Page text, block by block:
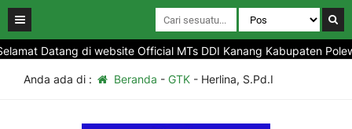
Datang di website Official MTs DDI Kanang Kabupaten
Anda ada di : Beranda - GTK- Herlina, S.Pd.I